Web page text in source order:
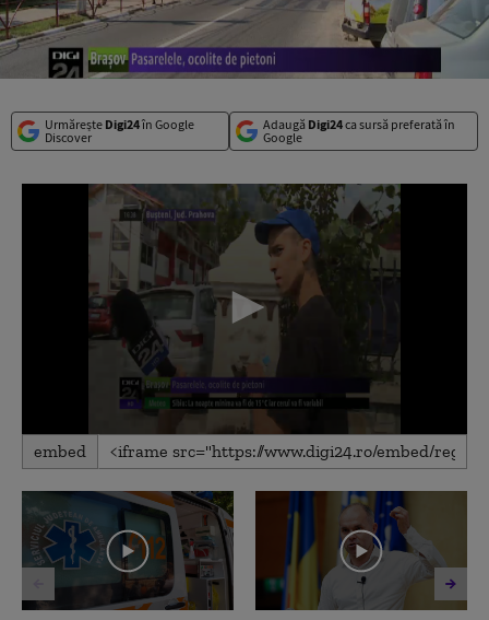
Urmărește Digi24în Google
Discover
Adaugă Digi24ca sursă preferată în
Google
0
seconds
0
seconds
embed